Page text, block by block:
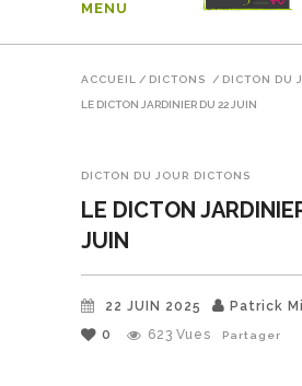
MENU
ACCUEIL / DICTONS / DICTON DU
LE DICTON JARDINIER DU 22 JUIN
DICTON DU JOUR DICTONS
LE DICTON
JUIN
22 JUIN 2025
Patrick
0
623 Vues Partager